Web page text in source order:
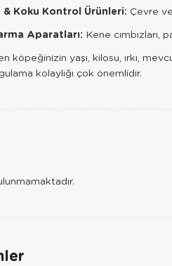
Koku Kontrol Ürünleri: Çevre
Aparatları: Kene cımbızları,
köpeğinizin yaşı, kilosu, ırkı,
kolaylığı çok önemlidir.